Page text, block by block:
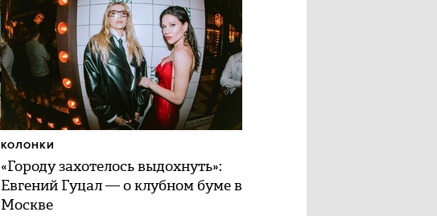
«Городу захотелось выдохнуть»:
Евгений Гуцал — о клубном буме в
Москве
КОЛОНКИ